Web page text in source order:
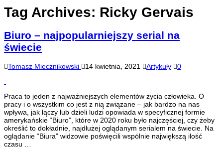
Tag Archives: Ricky Gervais
Biuro – najpopularniejszy serial na
świecie
Tomasz Miecznikowski 14 kwietnia, 2021 Artykuły 0
Praca to jeden z najważniejszych elementów życia człowieka. O
pracy i o wszystkim co jest z nią związane – jak bardzo na nas
wpływa, jak łączy lub dzieli ludzi opowiada w specyficznej formie
amerykańskie “Biuro”, które w 2020 roku było najczęściej, czy żeby
określić to dokładnie, najdłużej oglądanym serialem na świecie. Na
oglądanie “Biura” widzowie poświęcili wspólnie największą ilość
czasu …